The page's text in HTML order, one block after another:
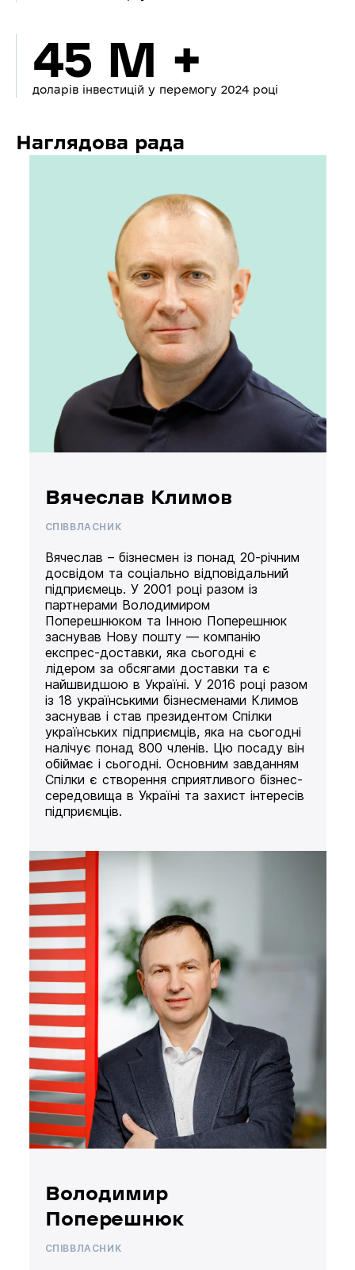
45 M +
доларів інвестицій у перемогу 2024 році
Наглядова рада
Вячеслав Климов
СПІВВЛАСНИК
Вячеслав – бізнесмен із понад 20-річним
досвідом та соціально відповідальний
підприємець. У 2001 році разом із
партнерами Володимиром
Поперешнюком та Інною Поперешнюк
заснував Нову пошту — компанію
експрес-доставки, яка сьогодні є
лідером за обсягами доставки та є
найшвидшою в Україні. У 2016 році разом
із 18 українськими бізнесменами Климов
заснував і став президентом Спілки
українських підприємців, яка на сьогодні
налічує понад 800 членів. Цю посаду він
обіймає і сьогодні. Основним завданням
Спілки є створення сприятливого бізнес-
середовища в Україні та захист інтересів
підприємців.
Володимир
Поперешнюк
СПІВВЛАСНИК